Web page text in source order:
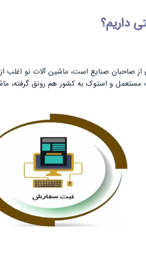
داریم؟
صاحبان صنایع است، ماشین آلات نو اغلب
مستعمل و استوک به کشور هم رونق